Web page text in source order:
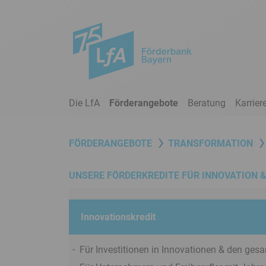
Die LfA Förderangebote Beratung
Banner
Banner
FÖRDERANGEBOTE TRANSFORMATION
UNSERE FÖRDERKREDITE FÜR INNOVATION
Innovationskredit
Für Investitionen in Innovationen & den